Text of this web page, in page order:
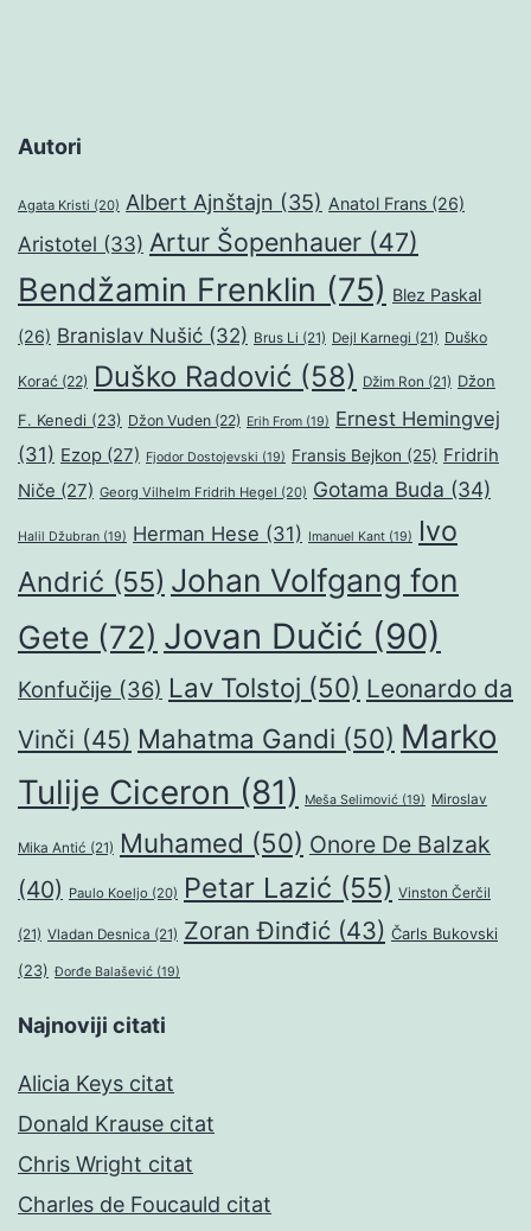
Autori
Agata Kristi (20) Albert Ajnštajn (35) Anatol Frans (26)
Aristotel (33) Artur Šopenhauer (47)
Bendžamin Frenklin (75) Blez Paskal
(26) Branislav Nušić (32) Brus Li (21) Dejl Karnegi (21) Duško
Korać (22) Duško Radović (58) Džim Ron (21) Džon
F. Kenedi (23) Džon Vuden (22) Erih From (19) Ernest Hemingvej
(31) Ezop (27) Fjodor Dostojevski (19) Fransis Bejkon (25) Fridrih
Niče (27) Georg Vilhelm Fridrih Hegel (20) Gotama Buda (34)
Halil Džubran (19) Herman Hese (31) Imanuel Kant (19)
Ivo
Andrić (55) Johan Volfgang fon
Gete (72) Jovan Dučić (90)
Konfučije (36) Lav Tolstoj (50) Leonardo da
Vinči (45) Mahatma Gandi (50) Marko
Tulije Ciceron (81) Meša Selimović (19) Miroslav
Mika Antić (21) Muhamed (50) Onore De Balzak
(40) Paulo Koeljo (20) Petar Lazić (55) Vinston Čerčil
(21) Vladan Desnica (21) Zoran Đinđić (43) Čarls Bukovski
(23) Đorđe Balašević (19)
Najnoviji citati
Alicia Keys citat
Donald Krause citat
Chris Wright citat
Charles de Foucauld citat